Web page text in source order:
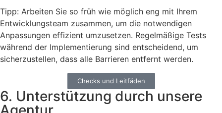
Tipp: Arbeiten Sie so früh wie möglich eng mit Ihrem
Entwicklungsteam zusammen, um die notwendigen
Anpassungen effizient umzusetzen. Regelmäßige Tests
während der Implementierung sind entscheidend, um
sicherzustellen, dass alle Barrieren entfernt werden.
Checks und Leitfäden
6. Unterstützung durch unsere